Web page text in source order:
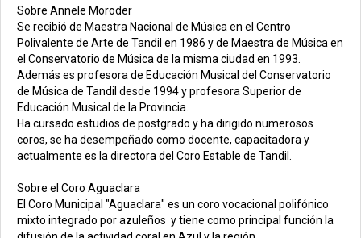
Sobre Annele Moroder
Se recibió de Maestra Nacional de Música en el Centro
Polivalente de Arte de Tandil en 1986 y de Maestra de Música en
el Conservatorio de Música de la misma ciudad en 1993.
Además es profesora de Educación Musical del Conservatorio
de Música de Tandil desde 1994 y profesora Superior de
Educación Musical de la Provincia.
Ha cursado estudios de postgrado y ha dirigido numerosos
coros, se ha desempeñado como docente, capacitadora y
actualmente es la directora del Coro Estable de Tandil.
Sobre el Coro Aguaclara
El Coro Municipal "Aguaclara" es un coro vocacional polifónico
mixto integrado por azuleños y tiene como principal función la